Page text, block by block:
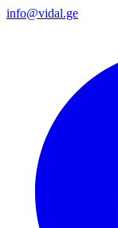
info@vidal.ge